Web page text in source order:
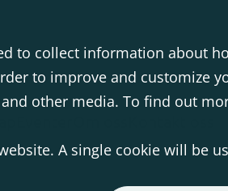
to collect information about
to improve and customize
other media. To find out
A single cookie will be